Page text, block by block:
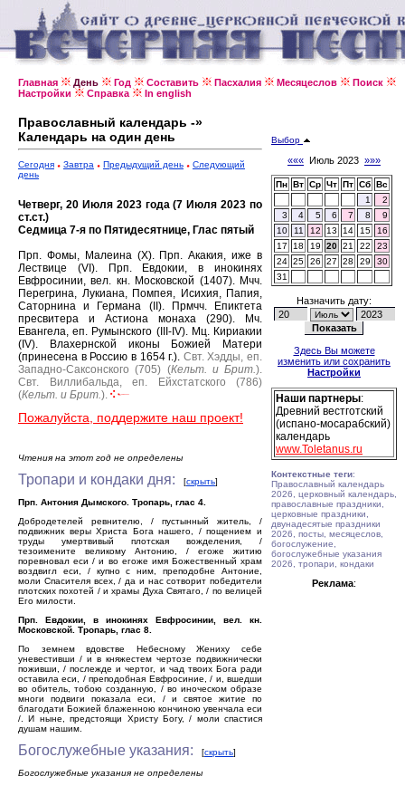
Главная День Год Составить Пасхалия Месяцеслов
Поиск
Настройки
Справка In english
Православный календарь -»
Календарь на один день
Сегодня Завтра Предыдущий день
Следующий
день
Четверг, 20 Июля 2023 года (7 Июля 2023 по
ст.ст.)
Седмица 7-я по Пятидесятнице, Глас пятый
Прп. Фомы, Малеина (X). Прп. Акакия, иже в
Лествице (VI).
Прп. Евдокии, в инокинях
Евфросинии, вел. кн. Московской (1407). Мчч.
Перегрина, Лукиана, Помпея, Исихия, Папия,
Саторнина и Германа (II).
Прмчч. Епиктета
пресвитера и Астиона монаха (290).
Мч.
Евангела, еп. Румынского (III-IV). Мц. Кириакии
(IV).
Влахернской иконы Божией Матери
(принесена в Россию в 1654 г.). Свт. Хэдды, еп.
Западно-Саксонского (705) (Кельт. и Брит.).
Свт. Виллибальда, еп. Ейхстатского (786)
(Кельт. и Брит.).
Пожалуйста, поддержите наш проект!
Чтения на этот год не определены
Тропари и кондаки дня: [скрыть]
Прп. Антония Дымского. Тропарь, глас 4.
Добродетелей ревнителю, / пустынный житель, /
подвижник веры Христа Бога нашего, / пощением и
труды умертвивый плотская вожделения, /
тезоимените великому Антонию, / егоже житию
поревновал еси / и во егоже имя Божественный храм
воздвигл еси, / купно с ним, преподобне Антоние,
моли Спасителя всех, / да и нас сотворит победители
плотских похотей / и храмы Духа Святаго, / по велицей
Его милости.
Прп. Евдокии, в инокинях Евфросинии, вел. кн.
Московской. Тропарь, глас 8.
По земнем вдовстве Небесному Жениху себе
уневестивши / и в княжестем чертозе подвижнически
поживши, / послежде и чертог, и чад твоих Бога ради
оставила еси, / преподобная Евфросиние, / и, вшедши
во обитель, тобою созданную, / во иноческом образе
многи подвиги показала еси, / и святое житие по
благодати Божией блаженною кончиною увенчала еси
/. И ныне, предстоящи Христу Богу, / моли спастися
душам нашим.
Богослужебные указания: [скрыть]
Богослужебные указания не определены
Выбор
««« Июль 2023 »»»
Пн Вт Ср Чт Пт Сб Вс
1
2
3
4 5 6 7 8
9
10
11 12 13 14 15
16
17
18 19 20 21 22
23
24 25 26 27 28 29
30
31
Назначить дату:
Здесь Вы можете
изменить или сохранить
Настройки
Наши партнеры:
Древний вестготский
(испано-мосарабский)
календарь
www.Toletanus.ru
Контекстные теги:
Православный календарь
2026, церковный календарь,
православные праздники,
церковные праздники,
двунадесятые праздники
2026, посты, месяцеслов,
богослужение,
богослужебные указания
2026, тропари, кондаки
Реклама: